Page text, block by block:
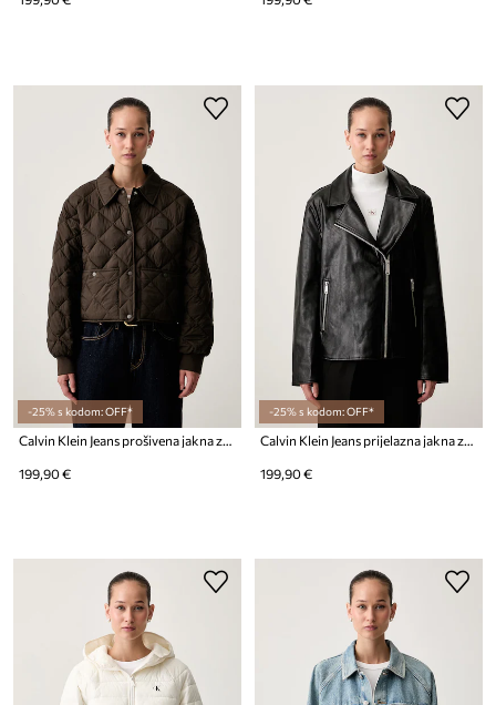
-25% s kodom: OFF*
199,90 €
-25% s kodom: OFF*
199,90 €